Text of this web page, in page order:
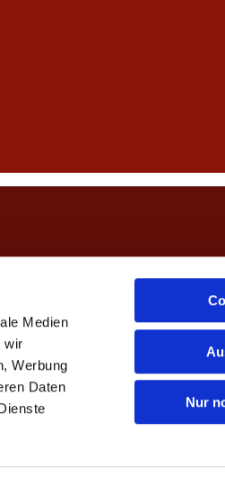
Medien
wir
Werbung
Daten
Nur